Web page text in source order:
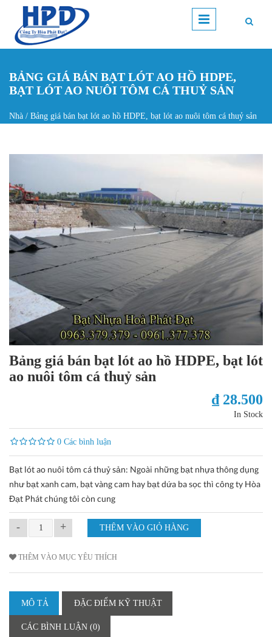
Nhảy đến nội dung
BẢNG GIÁ BÁN BẠT LÓT AO HỒ HDPE,
BẠT LÓT AO NUÔI TÔM CÁ THUỶ SẢN
Bạn đang ở đây
Nhà / Bảng giá bán bạt lót ao hồ HDPE, bạt lót ao nuôi tôm cá thuỷ sản
Bảng giá bán bạt lót ao hồ HDPE, bạt lót
ao nuôi tôm cá thuỷ sản
₫ 28.500
In Stock
0 Các bình luận
Bạt lót ao nuôi tôm cá thuỷ sản: Ngoài những bạt nhựa thông dụng
như bạt xanh cam, bạt vàng cam hay bạt dứa ba sọc thì công ty Hòa
Đạt Phát chúng tôi còn cung
- +
THÊM VÀO MỤC YÊU THÍCH
MÔ TẢ ĐẶC ĐIỂM KỸ THUẬT
CÁC BÌNH LUẬN (0)